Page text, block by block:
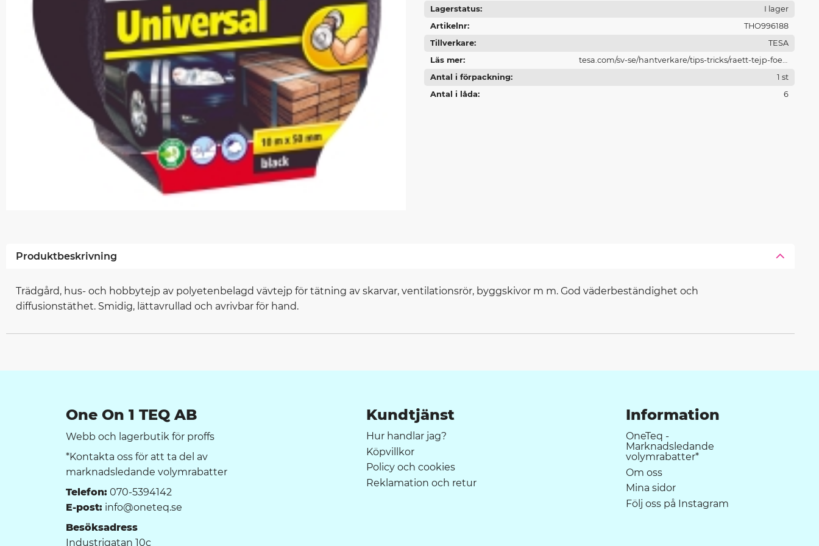
Lagerstatus
I lager
Artikelnr
THO996188
Tillverkare
TESA
Läs mer
tesa.com/sv-se/hantverkare/tips-tricks/raett-tejp-foer-
raett-tillaempning
Antal i förpackning
1 st
Antal i låda
6
Produktbeskrivning
Trädgård, hus- och hobbytejp av polyetenbelagd vävtejp för tätning av skarvar, ventilationsrör, byggskivor m m. God väderbeständighet och
diffusionstäthet. Smidig, lättavrullad och avrivbar för hand.
One On 1 TEQ AB
Webb och lagerbutik för proffs
*Kontakta oss för att ta del av
marknadsledande volymrabatter
Telefon: 070-5394142
E-post: info@oneteq.se
Besöksadress
Industrigatan 10c
Kundtjänst
Hur handlar jag?
Köpvillkor
Policy och cookies
Reklamation och retur
Information
OneTeq -
Marknadsledande
volymrabatter*
Om oss
Mina sidor
Följ oss på Instagram